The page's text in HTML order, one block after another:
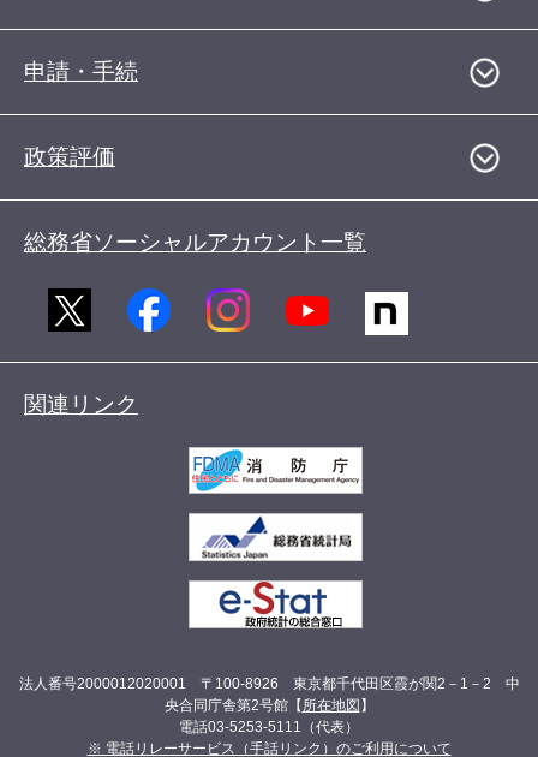
申請・手続
政策評価
総務省ソーシャルアカウント一覧
関連リンク
法人番号2000012020001 〒100-8926 東京都千代田区霞が関2－1－2 中
央合同庁舎第2号館【 所在地図 】
電話03-5253-5111（代表）
※ 電話リレーサービス（手話リンク）のご利用について